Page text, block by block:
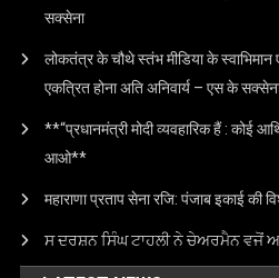
सक्सेना
लोकतंत्र के चौथे स्तंभ मीडिया के स्वाभिमान
एकत्रित होना अति अनिवार्य – एस के
**“प्रधानमंत्री मोदी व्यवहारिक हैं : कोई
आओ**
महाराणा प्रताप सेना रजि: पंजाब इकाई
ਸ ਦਰਸ਼ਨ ਸਿੰਘ ਟਾਹਲੀ ਨੇ ਚੇਅਰਮੈਨ ਵਜੋਂ